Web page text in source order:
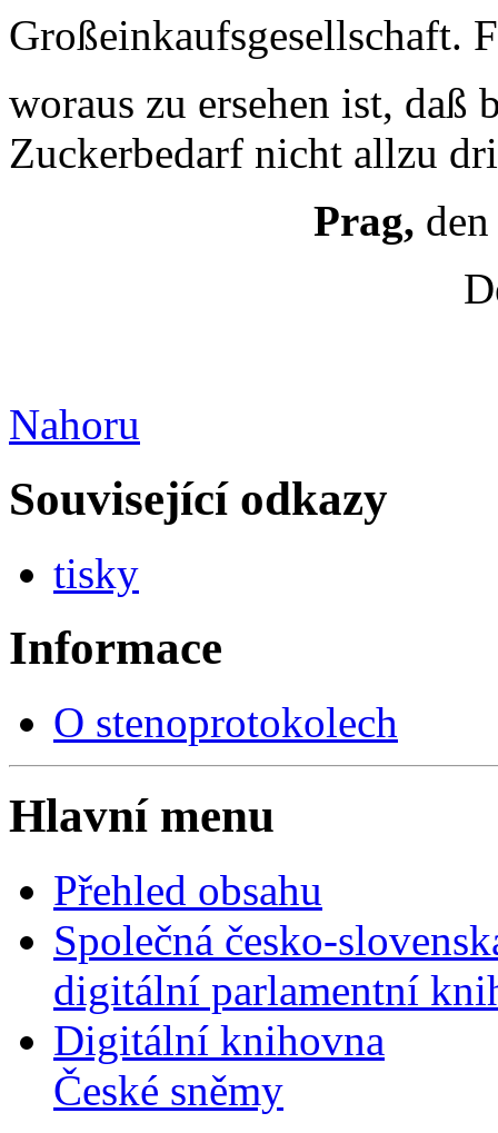
Großeinkaufsgesellschaft.
woraus zu ersehen ist, daß
Zuckerbedarf nicht allzu
Prag,
Nahoru
Související odkazy
tisky
Informace
O stenoprotokolech
Hlavní menu
Přehled obsahu
Společná česko-
digitální parlamentní
Digitální knihovna
České sněmy